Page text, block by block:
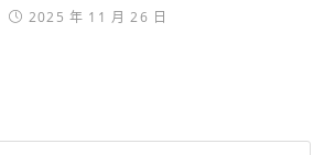
2025 年 11 月 26 日